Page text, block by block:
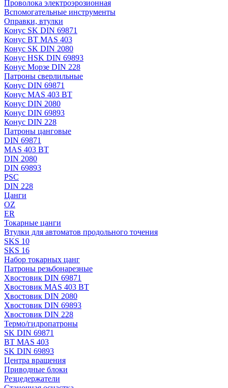
Проволока электроэрозионная
Вспомогательные инструменты
Оправки, втулки
Конус SK DIN 69871
Конус BT MAS 403
Конус SK DIN 2080
Конус HSK DIN 69893
Конус Морзе DIN 228
Патроны сверлильные
Конус DIN 69871
Конус MAS 403 BT
Конус DIN 2080
Конус DIN 69893
Конус DIN 228
Патроны цанговые
DIN 69871
MAS 403 BT
DIN 2080
DIN 69893
PSC
DIN 228
Цанги
OZ
ER
Токарные цанги
Втулки для автоматов продольного точения
SKS 10
SKS 16
Набор токарных цанг
Патроны резьбонарезные
Хвостовик DIN 69871
Хвостовик MAS 403 BT
Хвостовик DIN 2080
Хвостовик DIN 69893
Хвостовик DIN 228
Термо/гидропатроны
SK DIN 69871
BT MAS 403
SK DIN 69893
Центра вращения
Приводные блоки
Резцедержатели